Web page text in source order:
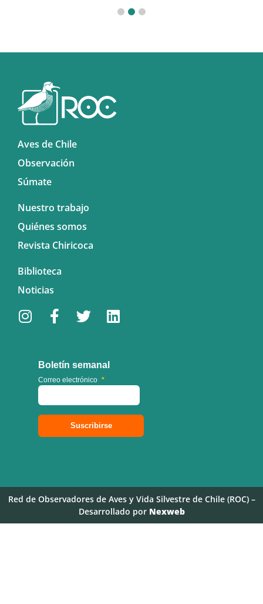
Aves de Chile
Observación
Súmate
Nuestro trabajo
Quiénes somos
Revista Chiricoca
Biblioteca
Noticias
Boletín semanal
Correo electrónico *
Red de Observadores de Aves y Vida Silvestre de Chile (ROC) –
Desarrollado por Nexweb